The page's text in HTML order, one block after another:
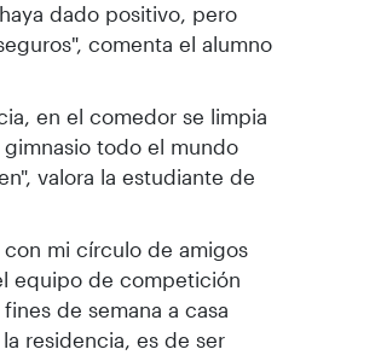
dado positivo, pero
comenta el alumno
en el comedor se limpia
todo el mundo
valora la estudiante de
mi círculo de amigos
equipo de competición
de semana a casa
residencia, es de ser